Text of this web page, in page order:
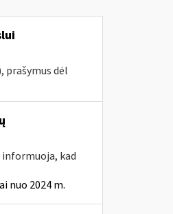
prašymus dėl
kad
nuo 2024 m.